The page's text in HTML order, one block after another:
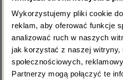
Wykorzystujemy pliki cookie
reklam, aby oferować funkcje
analizować ruch w naszych
jak korzystać z naszej witryny,
społecznościowych,
Partnerzy mogą połączyć te
zawsze staramy się, aby
jakości, a obsługa w naszej
najwyższym poziomie.
naszej kwiaciarni w Rumi i
własne oczy.
rabat na pierwsze